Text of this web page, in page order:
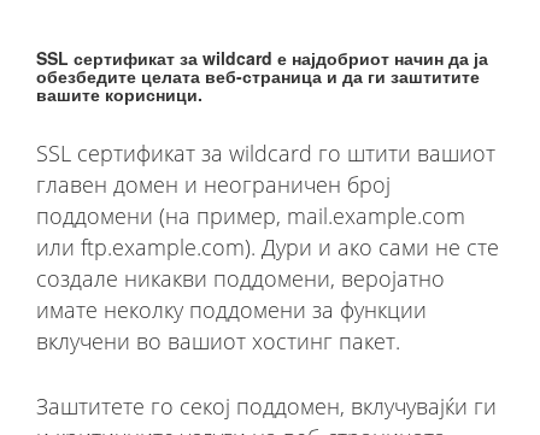
SSL сертификат за wildcard е најдобриот начин да ја
обезбедите целата веб-страница и да ги заштитите
вашите корисници.
SSL сертификат за wildcard го штити вашиот
главен домен и неограничен број
поддомени (на пример, mail.example.com
или ftp.example.com). Дури и ако сами не сте
создале никакви поддомени, веројатно
имате неколку поддомени за функции
вклучени во вашиот хостинг пакет.
Заштитете го секој поддомен, вклучувајќи ги